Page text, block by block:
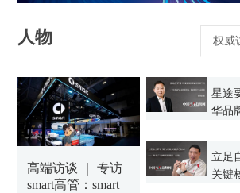
人物 权威
高端访谈 ｜ 专访
smart高管：smart
星途
华品
根
立足
关键